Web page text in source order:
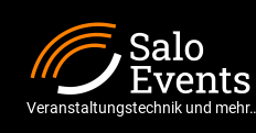
springen
Veranstaltungstechnik und